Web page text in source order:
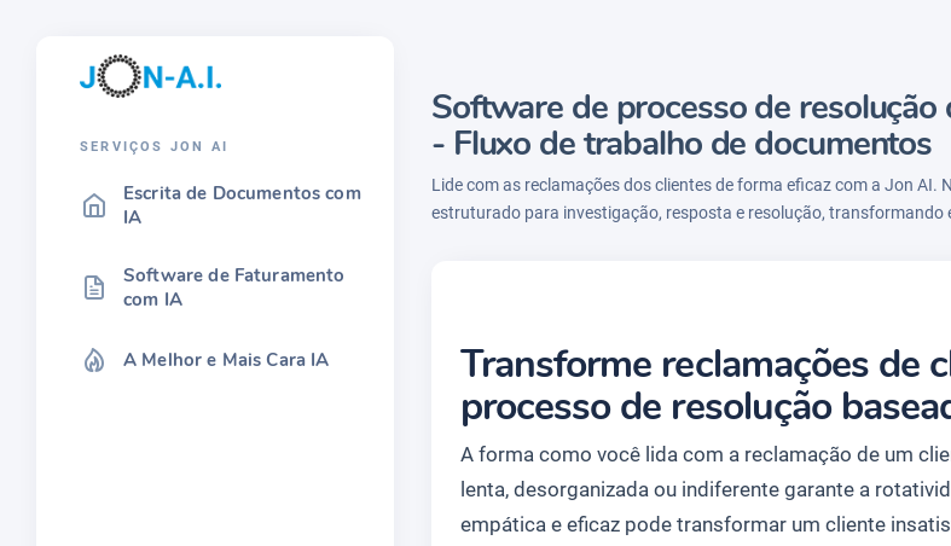
SERVIÇOS JON AI
Escrita de Documentos com
IA
Software de Faturamento
com IA
A Melhor e Mais Cara IA
Software de processo de
- Fluxo de trabalho de documentos
Lide com as reclamações dos clientes de forma eficaz com a Jon
estruturado para investigação, resposta e resolução, transformando
Transforme reclamações de
processo de resolução
A forma como você lida com a reclamação de um
lenta, desorganizada ou indiferente garante a
empática e eficaz pode transformar um cliente